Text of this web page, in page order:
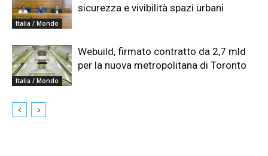
Italia / Mondo
sicurezza e vivibilità spazi urbani
Italia / Mondo
Webuild, firmato contratto da 2,7 mld
per la nuova metropolitana di Toronto